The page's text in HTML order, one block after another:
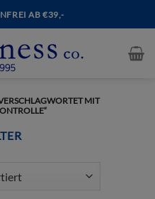
AB €39,-
MIT